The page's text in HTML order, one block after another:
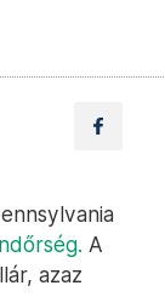
A
azaz